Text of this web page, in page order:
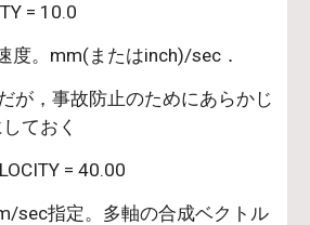
= 10.0
度。mm(またはinch)/sec．
が，事故防止のためにあらかじ
ておく
= 40.00
sec指定。多軸の合成ベクトル